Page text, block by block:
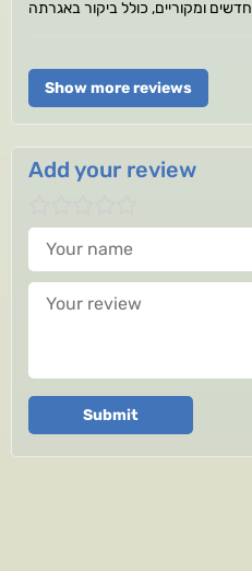
Show more reviews
Add your review
Your name
Your review
Submit